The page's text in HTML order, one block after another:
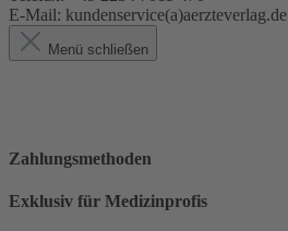
E-Mail: kundenservice(a)aerzteverlag.de
Menü schließen
Zahlungsmethoden
Exklusiv für Medizinprofis